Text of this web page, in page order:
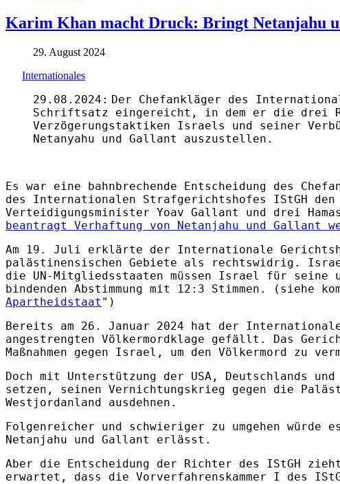
Karim Khan macht Druck: Bringt Netanjahu
29. August 2024
Internationales
29.08.2024: Der Chefankläger des
Schriftsatz eingereicht, in dem er die drei
Verzögerungstaktiken Israels und seiner
Netanyahu und Gallant auszustellen.
Es war eine bahnbrechende Entscheidung des
des Internationalen Strafgerichtshofes IStGH
Verteidigungsminister Yoav Gallant und drei
beantragt Verhaftung von Netanjahu und Gallant
Am 19. Juli erklärte der Internationale
palästinensischen Gebiete als rechtswidrig.
die UN-Mitgliedsstaaten müssen Israel für seine
bindenden Abstimmung mit 12:3 Stimmen. (siehe
Apartheidstaat ")
Bereits am 26. Januar 2024 hat der
angestrengten Völkermordklage gefällt. Das
Maßnahmen gegen Israel, um den Völkermord zu
Doch mit Unterstützung der USA, Deutschlands
setzen, seinen Vernichtungskrieg gegen die
Westjordanland ausdehnen.
Folgenreicher und schwieriger zu umgehen
Netanjahu und Gallant erlässt.
Aber die Entscheidung der Richter des IStGH
erwartet, dass die Vorverfahrenskammer I des